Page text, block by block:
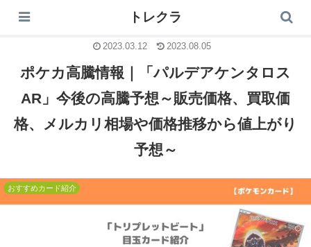
トレクラ
ポケカ高騰情報｜「パルデアケンタロス
AR」今後の高騰予想～販売価格、買取価
格、メルカリ相場や価格推移から値上がり
予想～
おすすめカード紹介
2023.03.12 2023.08.05
トレクラ